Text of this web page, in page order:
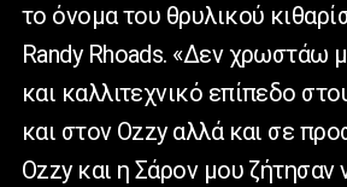
το όνομα του θρυλικού
Randy Rhoads. «Δεν χρωστάω
και καλλιτεχνικό επίπεδο
και στον Ozzy αλλά και σε
Ozzy και η Σάρον μου ζήτησαν